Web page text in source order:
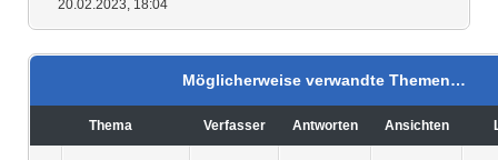
20.02.2023, 18:04
Möglicherweise verwandte Themen…
Thema Verfasser Antworten Ansichten